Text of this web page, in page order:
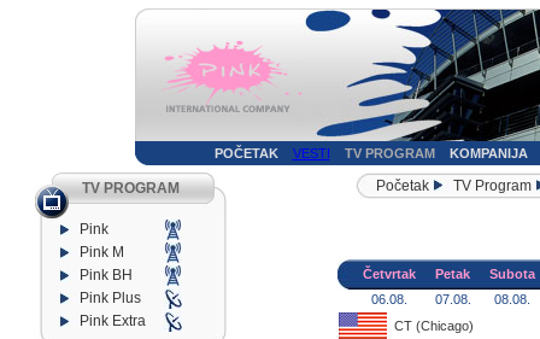
POČETAK VESTI TV PROGRAM KOMPANIJA
TV PROGRAM
Pink
Pink M
Pink BH
Pink Plus
Pink Extra
Početak TV Program
Četvrtak Petak
Subota
06.08.
07.08.
08.08.
CT (Chicago)